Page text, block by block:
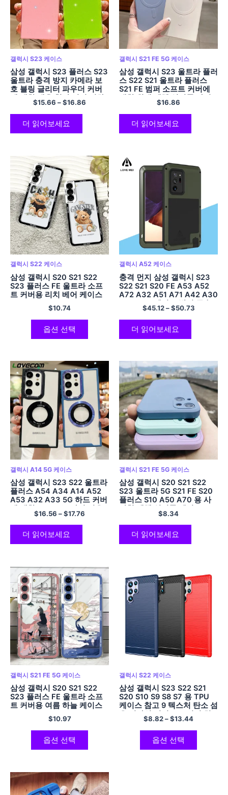
갤럭시 S23 케이스
삼성 갤럭시 S23 플러스 S23
울트라 충격 방지 카메라 보
호 블링 글리터 파우더 커버
에 대한 네온 형광 컬러 전화
$15.66 –$16.86
더 읽어보세요
갤럭시 S21 FE 5G 케이스
삼성 갤럭시 S23 울트라 플러
스 S22 S21 울트라 플러스
S21 FE 범퍼 소프트 커버에
대한 원래 액체 실리콘 자기
전화 케이스$16.86
더 읽어보세요
갤럭시 S22 케이스
삼성 갤럭시 S20 S21 S22
S23 플러스 FE 울트라 소프
트 커버용 리치 베어 케이스
$10.74
옵션 선택
갤럭시 A52 케이스
충격 먼지 삼성 갤럭시 S23
S22 S21 S20 FE A53 A52
A72 A32 A51 A71 A42 A30
A50 A70 케이스 방지 금속
갑옷 커버
$45.12–$50.73
더 읽어보세요
갤럭시 A14 5G 케이스
삼성 갤럭시 S23 S22 울트라
플러스 A54 A34 A14 A52
A53 A32 A33 5G 하드 커버
에 대한 Magsafe 자기 지우
기 전화 케이스에 대한 충격
방지
$16.56 –$17.76
더 읽어보세요
갤럭시 S21 FE 5G 케이스
삼성 갤럭시 S20 S21 S22
S23 울트라 5G S21 FE S20
플러스 S10 A50 A70 용 사
각형 액체 실리콘 케이스 20
10 코어 소프트 커버
$8.34
더 읽어보세요
갤럭시 S21 FE 5G 케이스
삼성 갤럭시 S20 S21 S22
S23 플러스 FE 울트라 소프
트 커버용 여름 하늘 케이스
$10.97
옵션 선택
갤럭시 S22 케이스
삼성 갤럭시 S23 S22 S21
S20 S10 S9 S8 S7 용 TPU
케이스 참고 9 텍스처 탄소 섬
유 디자인 커버로 브러시 처
리된 부드러운 실리콘
$8.82–$13.44
옵션 선택